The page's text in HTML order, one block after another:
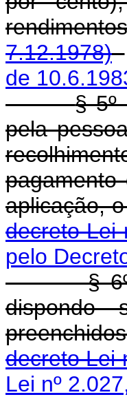
7.12.1978)
de
§ 5º
pela
decreto Lei
pelo
§
dispondo
decreto Lei
Lei nº